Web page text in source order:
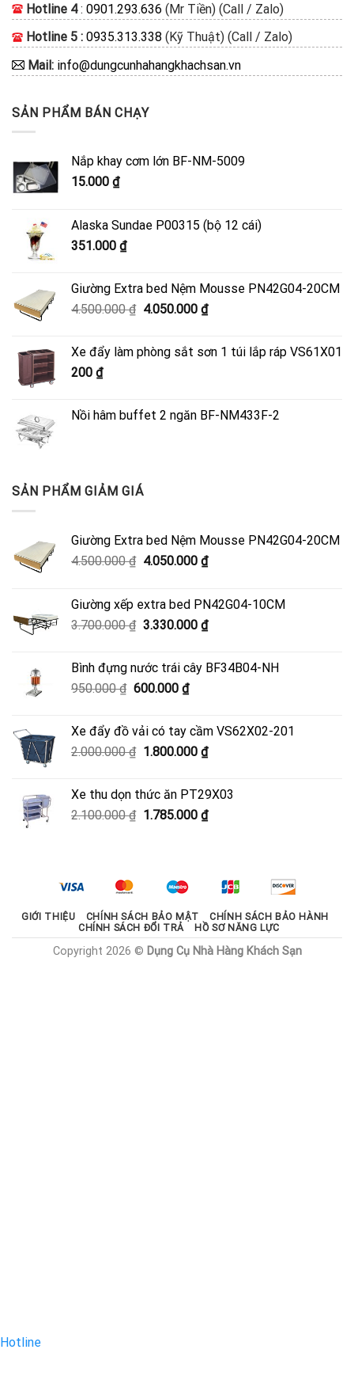
Hotline 4: 0901.293.636 (Mr Tiền) (Call / Zalo)
Hotline 5 : 0935.313.338 (Kỹ Thuật) (Call / Zalo)
Mail: info@dungcunhahangkhachsan.vn
SẢN PHẨM BÁN CHẠY
Nắp khay cơm lớn BF-NM-5009
15.000 ₫
Alaska Sundae P00315 (bộ 12 cái)
351.000 ₫
Giường Extra bed Nệm Mousse PN42G04-20CM
4.500.000₫ Giá
4.500.000 ₫.
4.050.000 ₫Giá
là:
Xe đẩy làm phòng sắt sơn 1 túi lắp ráp VS61X01
200 ₫
Nồi hâm buffet 2 ngăn BF-NM433F-2
SẢN PHẨM GIẢM GIÁ
Giường Extra bed Nệm Mousse PN42G04-20CM
4.500.000₫ Giá
4.500.000 ₫.
4.050.000 ₫Giá
là:
4.050.000 ₫.
Giường xếp extra bed PN42G04-10CM
3.700.000₫ Giá
3.700.000 ₫.
3.330.000 ₫Giá
là:
Bình đựng nước trái cây BF34B04-NH
950.000₫ Giá
950.000 ₫.
600.000 ₫Giá
là:
600.000 ₫.
Xe đẩy đồ vải có tay cầm VS62X02-201
2.000.000₫ Giá
2.000.000 ₫.
1.800.000 ₫Giá
là:
1.800.000 ₫.
Xe thu dọn thức ăn PT29X03
2.100.000₫ Giá
1.785.000 ₫Giá
1.785.000 ₫.
GIỚI THIỆU CHÍNH SÁCH BẢO MẬT
CHÍNH SÁCH BẢO HÀNH
CHÍNH SÁCH ĐỔI TRẢ
HỒ SƠ NĂNG LỰC
Copyright 2026 © Dụng Cụ Nhà Hàng Khách Sạn
Hotline